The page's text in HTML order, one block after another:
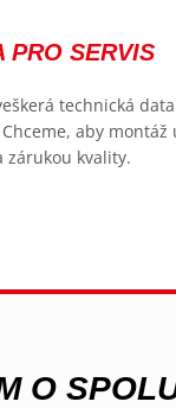
PRO SERVIS
technická
aby montáž
zárukou kvality.
O